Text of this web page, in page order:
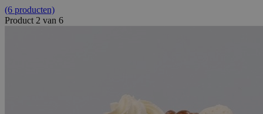
(6 producten)
Product 2 van 6